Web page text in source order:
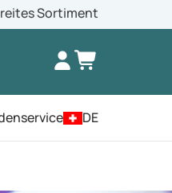
Sortiment
Sie das MenüDE